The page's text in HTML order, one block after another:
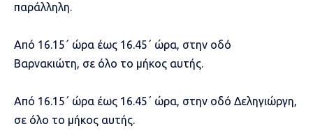
παράλληλη.
Από 16.15΄ ώρα έως 16.45΄ ώρα, στην οδό
Βαρνακιώτη, σε όλο το μήκος αυτής.
Από 16.15΄ ώρα έως 16.45΄ ώρα, στην οδό Δεληγιώργη,
σε όλο το μήκος αυτής.